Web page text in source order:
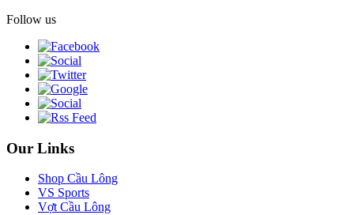
Follow us
Our Links
Shop Cầu Lông
VS Sports
Vợt Cầu Lông